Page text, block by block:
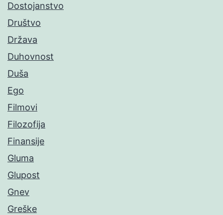
Dostojanstvo
Društvo
Država
Duhovnost
Duša
Ego
Filmovi
Filozofija
Finansije
Gluma
Glupost
Gnev
Greške